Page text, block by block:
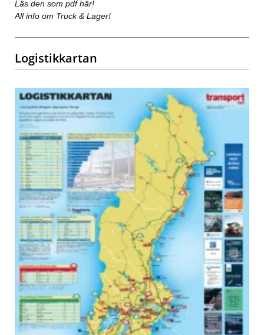
Läs den som pdf här!
All info om Truck & Lager!
Logistikkartan